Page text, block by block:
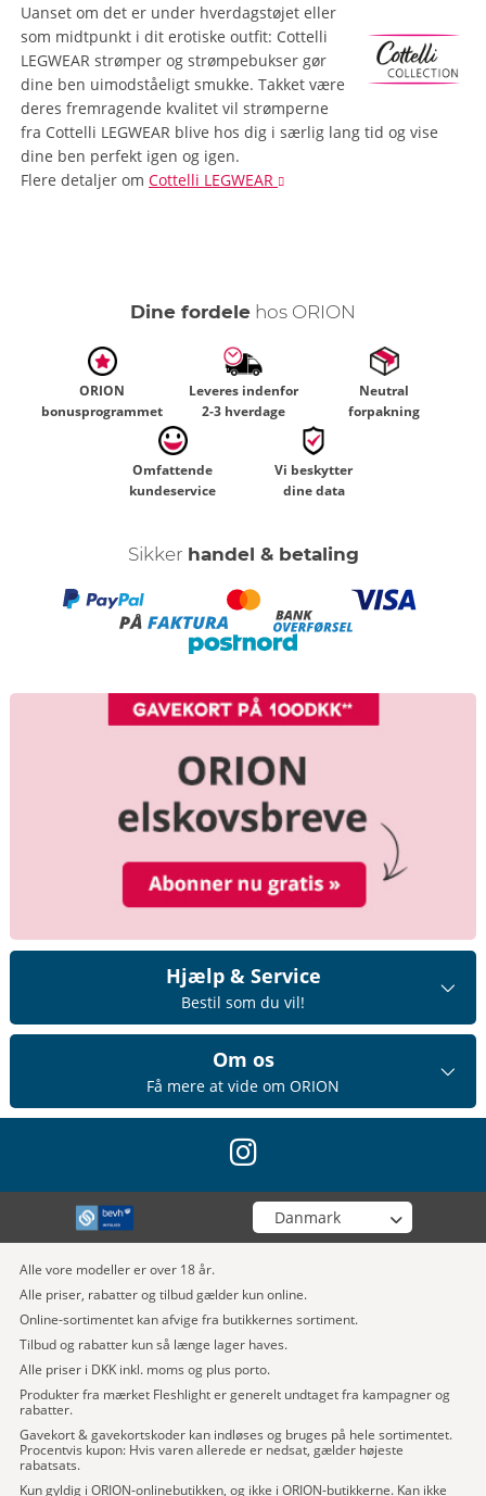
Uanset om det er under hverdagstøjet eller
som midtpunkt i dit erotiske outfit: Cottelli
LEGWEAR strømper og strømpebukser gør
dine ben uimodståeligt smukke. Takket være
deres fremragende kvalitet vil strømperne
fra Cottelli LEGWEAR blive hos dig i særlig lang tid og vise
dine ben perfekt igen og igen.
Flere detaljer om Cottelli LEGWEAR
Dine fordele hos ORION
ORION
bonusprogrammet
Leveres indenfor
2-3 hverdage
Neutral
forpakning
Omfattende
kundeservice
Vi beskytter
dine data
Sikker handel & betaling
Hjælp & Service
Bestil som du vil!
Om os
Få mere at vide om ORION
instagram
Vælg din butik
Alle vore modeller er over 18 år.
Alle priser, rabatter og tilbud gælder kun online.
Online-sortimentet kan afvige fra butikkernes sortiment.
Tilbud og rabatter kun så længe lager haves.
Alle priser i DKK inkl. moms og plus porto.
Produkter fra mærket Fleshlight er generelt undtaget fra kampagner og
rabatter.
Gavekort & gavekortskoder kan indløses og bruges på hele sortimentet.
Procentvis kupon: Hvis varen allerede er nedsat, gælder højeste
rabatsats.
Kun gyldig i ORION-onlinebutikken, og ikke i ORION-butikkerne. Kan ikke